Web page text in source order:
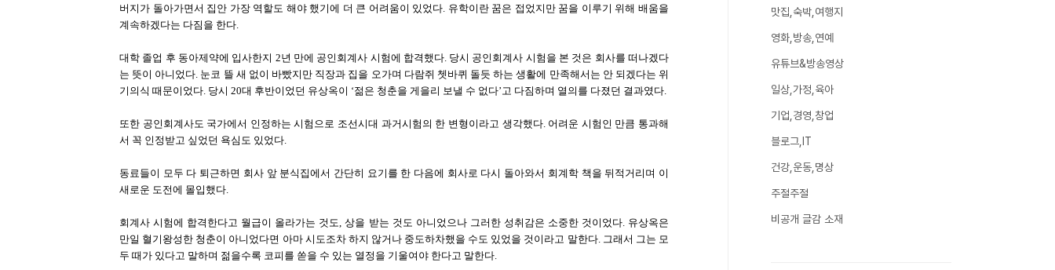
버지가 돌아가면서 집안 가장 역할도 해야 했기에 더 큰 어려움이 있었다. 유학이란 꿈은 접었지만 꿈을 이루기 위해 배움을
계속하겠다는 다짐을 한다.
대학 졸업 후 동아제약에 입사한지 2년 만에 공인회계사 시험에 합격했다. 당시 공인회계사 시험을 본 것은 회사를 떠나겠다
는 뜻이 아니었다. 눈코 뜰 새 없이 바빴지만 직장과 집을 오가며 다람쥐 쳇바퀴 돌듯 하는 생활에 만족해서는 안 되겠다는 위
기의식 때문이었다. 당시 20대 후반이었던 유상옥이 ‘젊은 청춘을 게을리 보낼 수 없다’고 다짐하며 열의를 다졌던 결과였다.
또한 공인회계사도 국가에서 인정하는 시험으로 조선시대 과거시험의 한 변형이라고 생각했다. 어려운 시험인 만큼 통과해
서 꼭 인정받고 싶었던 욕심도 있었다.
동료들이 모두 다 퇴근하면 회사 앞 분식집에서 간단히 요기를 한 다음에 회사로 다시 돌아와서 회계학 책을 뒤적거리며 이
새로운 도전에 몰입했다.
회계사 시험에 합격한다고 월급이 올라가는 것도, 상을 받는 것도 아니었으나 그러한 성취감은 소중한 것이었다. 유상옥은
만일 혈기왕성한 청춘이 아니었다면 아마 시도조차 하지 않거나 중도하차했을 수도 있었을 것이라고 말한다. 그래서 그는 모
두 때가 있다고 말하며 젊을수록 코피를 쏟을 수 있는 열정을 기울여야 한다고 말한다.
맛집,숙박,여행지
영화,방송,연예
유튜브&방송영상
일상,가정,육아
기업,경영,창업
블로그,IT
건강,운동,명상
주절주절
비공개 글감 소재